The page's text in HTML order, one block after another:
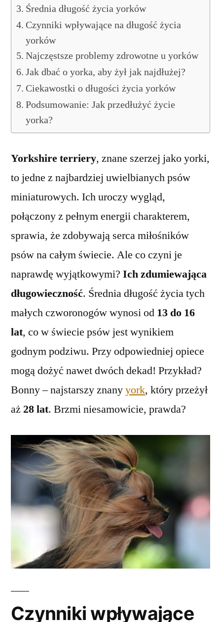
Średnia długość życia yorków
Czynniki wpływające na długość życia
yorków
Najczęstsze problemy zdrowotne u yorków
Jak dbać o yorka, aby żył jak najdłużej?
Ciekawostki o długości życia yorków
Podsumowanie: Jak przedłużyć życie
yorka?
Yorkshire terriery, znane szerzej jako yorki,
to jedne z najbardziej uwielbianych psów
miniaturowych. Ich uroczy wygląd,
połączony z pełnym energii charakterem,
sprawia, że zdobywają serca miłośników
psów na całym świecie. Ale co czyni je
naprawdę wyjątkowymi? Ich zdumiewająca
długowieczność. Średnia długość życia tych
małych czworonogów wynosi od 13 do 16
lat, co w świecie psów jest wynikiem
godnym podziwu. Przy odpowiedniej opiece
mogą dożyć nawet dwóch dekad! Przykład?
Bonny – najstarszy znanyyork, który przeżył
aż 28 lat. Brzmi niesamowicie, prawda?
Czynniki wpływające